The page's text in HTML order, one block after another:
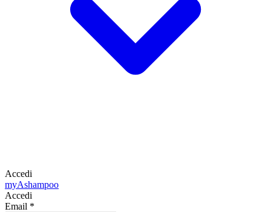
Accedi
myAshampoo
Accedi
Email *